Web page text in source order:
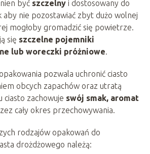
być szczelnyi dostosowany do
aby nie pozostawiać zbyt dużo wolnej
mogłoby gromadzić się powietrze.
się szczelne pojemniki
lub woreczki próżniowe.
pozwala uchronić ciasto
obcych zapachów oraz utratą
ciasto zachowuje swój smak, aromat
cały okres przechowywania.
rodzajów opakowań do
drożdżowego należą: